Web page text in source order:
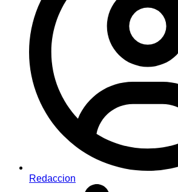
Redaccion